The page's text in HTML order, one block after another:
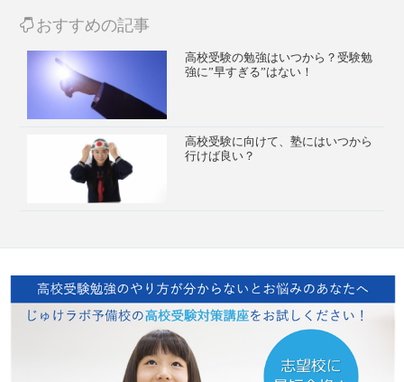
おすすめの記事
高校受験の勉強はいつから？受験勉
強に”早すぎる”はない！
高校受験に向けて、塾にはいつから
行けば良い？